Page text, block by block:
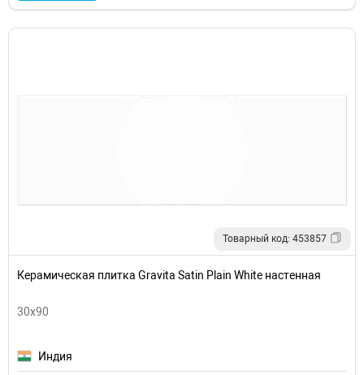
Товарный код: 453857
Керамическая плитка Gravita Satin Plain White настенная
30x90
Индия